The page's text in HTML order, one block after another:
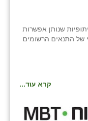
שנותן אפשרות
של התנאים הרשומים
קרא עוד...